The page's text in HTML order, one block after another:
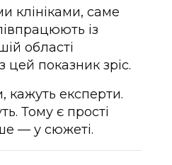
клініками, саме
із
області
цей показник зріс.
кажуть експерти.
Тому є прості
— у сюжеті.